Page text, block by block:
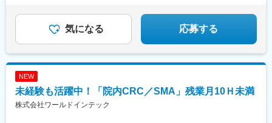
駅、港北駅、戸田駅(愛知県)、荒子川公園駅、六番町駅、堀田駅
(名古屋市営)、瑞穂区役所駅、徳重駅、神沢駅、南大高駅、浄心
駅、下小田井駅、庄内通駅、新安城駅、碧海古井駅、安城駅、旭
駅、古見駅(愛知県)、石浜駅、上ゲ駅、野間駅、知立駅、牛田駅
(愛知県)、三河知立駅、三河一宮駅、牛久保駅、西小坂井駅、八幡
気になる 応募する
NEW
未経験も活躍中！「院内CRC／SMA」残業月10Ｈ未満
株式会社ワールドインテック